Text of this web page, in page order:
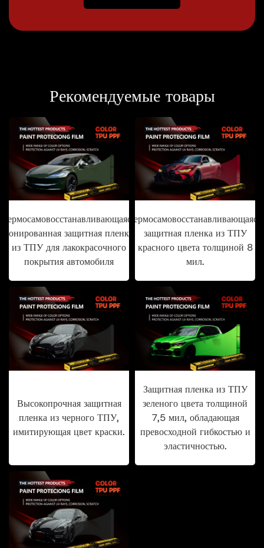
Рекомендуемые товары
Термосамовосстанавливающаяся
тонированная защитная пленка
из ТПУ для лакокрасочного
покрытия автомобиля
Термосамовосстанавливающаяся
защитная пленка из ТПУ
красного цвета толщиной 8
мил.
Высокопрочная защитная
пленка из черного ТПУ,
имитирующая цвет краски.
Защитная пленка из ТПУ
зеленого цвета толщиной
7,5 мил, обладающая
превосходной гибкостью и
эластичностью.